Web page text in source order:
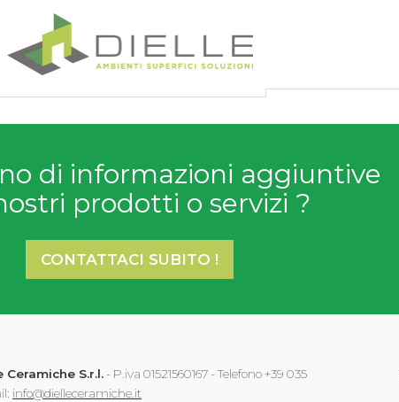
Dielle Ceramiche
di informazioni aggiuntive
prodotti o servizi ?
CONTATTACI SUBITO !
Ceramiche S.r.l. - P.iva 01521560167 - Telefono +39 035
info@dielleceramiche.it